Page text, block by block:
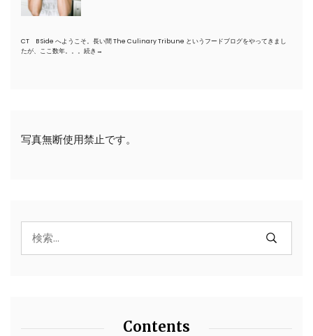
CT B Side へようこそ。長い間 The Culinary Tribune というフードブログをやってきまし
たが、ここ数年。。。 続き→
写真無断使用禁止です。
Contents